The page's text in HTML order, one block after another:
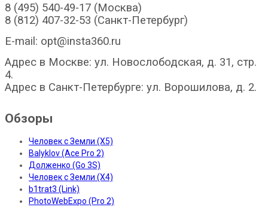
8 (495) 540-49-17 (Москва)
8 (812) 407-32-53 (Санкт-Петербург)
E-mail: opt@insta360.ru
Адрес в Москве: ул. Новослободская, д. 31, стр.
4.
Адрес в Санкт-Петербурге: ул. Ворошилова, д. 2.
Обзоры
Человек с Земли (X5)
Balyklov (Ace Pro 2)
Долженко (Go 3S)
Человек с Земли (X4)
b1trat3 (Link)
PhotoWebExpo (Pro 2)